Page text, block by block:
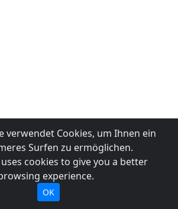
verwendet Cookies, um Ihnen ein
Surfen zu ermöglichen.
cookies to give you a better
experience.
OK